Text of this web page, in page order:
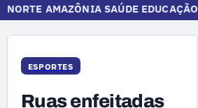
NORTE AMAZÔNIA SAÚDE EDUCAÇÃO
ESPORTES
Ruas enfeitadas